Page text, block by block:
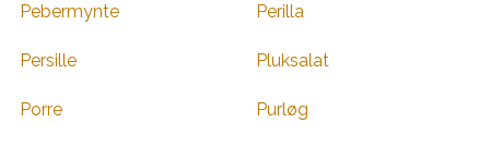
Pebermynte Perilla
Persille Pluksalat
Porre Purløg